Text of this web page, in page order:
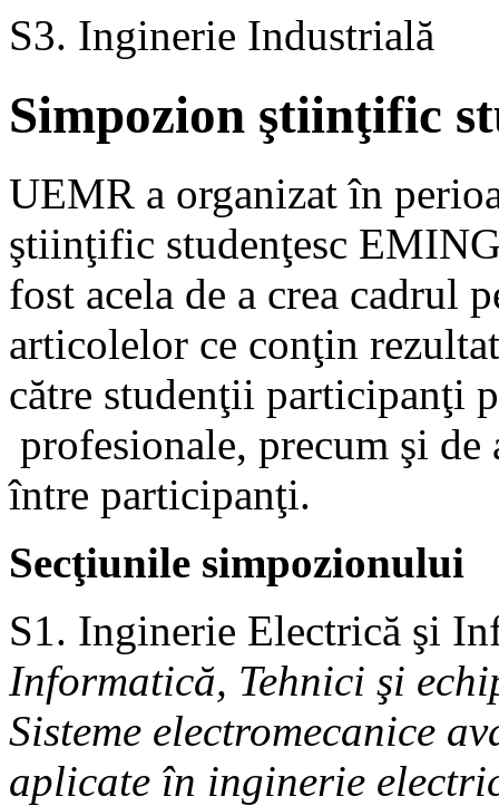
S3. Inginerie Industrială
Simpozion ştiinţific
UEMR a organizat în
ştiinţific studenţesc
fost acela de a crea cadrul
articolelor ce conţin
către studenţii participanţi
profesionale, precum şi
între participanţi.
Secţiunile simpozionului
S1. Inginerie Electrică şi
Informatică, Tehnici şi
Sisteme electromecanice
aplicate în inginerie